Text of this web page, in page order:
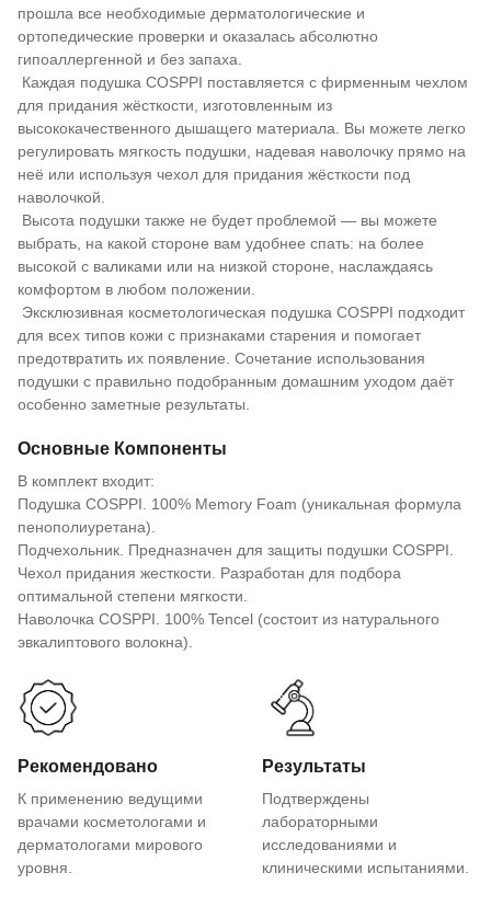
прошла все необходимые дерматологические и
ортопедические проверки и оказалась абсолютно
гипоаллергенной и без запаха.
Каждая подушка COSPPI поставляется с фирменным чехлом
для придания жёсткости, изготовленным из
высококачественного дышащего материала. Вы можете легко
регулировать мягкость подушки, надевая наволочку прямо на
неё или используя чехол для придания жёсткости под
наволочкой.
Высота подушки также не будет проблемой — вы можете
выбрать, на какой стороне вам удобнее спать: на более
высокой с валиками или на низкой стороне, наслаждаясь
комфортом в любом положении.
Эксклюзивная косметологическая подушка COSPPI подходит
для всех типов кожи с признаками старения и помогает
предотвратить их появление. Сочетание использования
подушки с правильно подобранным домашним уходом даёт
особенно заметные результаты.
Основные Компоненты
В комплект входит:
Подушка COSPPI. 100% Memory Foam (уникальная формула
пенополиуретана).
Подчехольник. Предназначен для защиты подушки COSPPI.
Чехол придания жесткости. Разработан для подбора
оптимальной степени мягкости.
Наволочка COSPPI. 100% Tencel (состоит из натурального
эвкалиптового волокна).
Рекомендовано
К применению ведущими
врачами косметологами и
дерматологами мирового
уровня.
Результаты
Подтверждены
лабораторными
исследованиями и
клиническими испытаниями.